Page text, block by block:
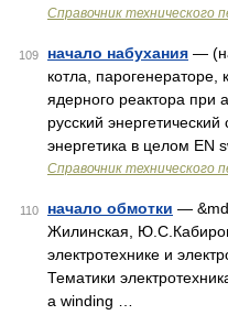
Справочник технического
109 начало набухания —
котла, парогенераторе,
ядерного реактора при
русский
энергетика в целом EN
Справочник технического
110 начало обмотки —
Жилинская,
электротехнике и
Тематики
a winding …